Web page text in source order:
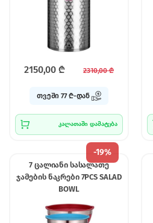
2150,00 ₾ 2310,00₾
თვეში 77 ₾-დან
კალათაში დამატება
-19%
7 ცალიანი სასალათე
ჯამების ნაკრები 7PCS SALAD
BOWL